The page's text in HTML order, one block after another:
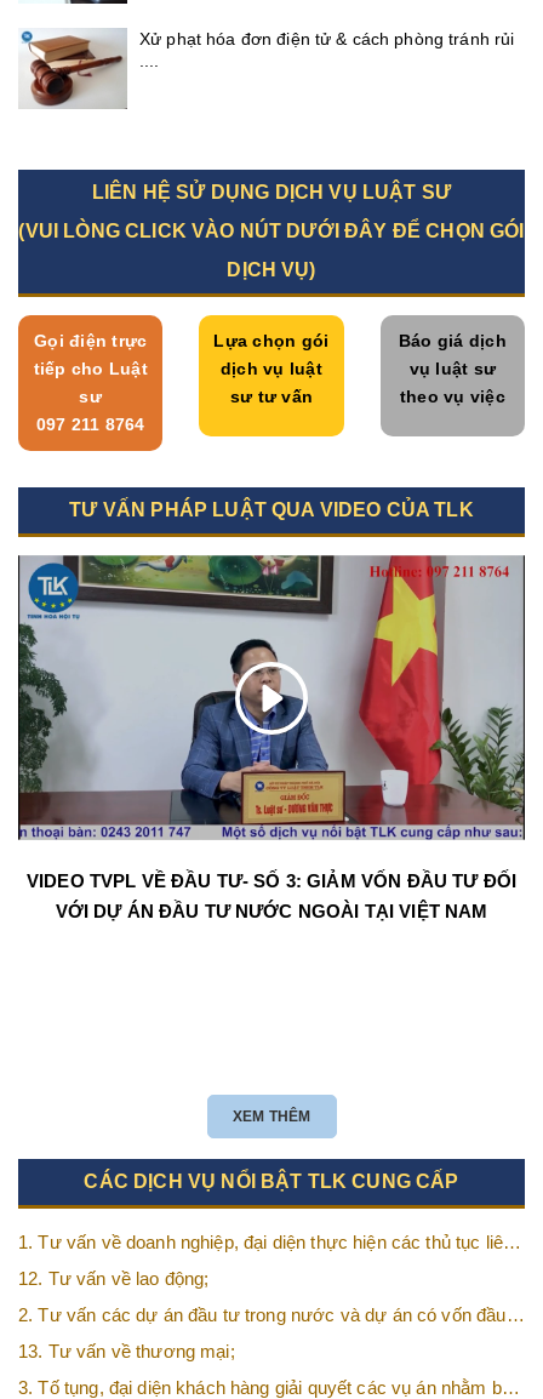
Xử phạt hóa đơn điện tử & cách phòng tránh rủi
LIÊN HỆ SỬ DỤNG DỊCH VỤ LUẬT SƯ
(VUI LÒNG CLICK VÀO NÚT DƯỚI ĐÂY ĐỂ CHỌN GÓI
DỊCH VỤ)
Gọi điện trực
tiếp cho Luật
sư
097 211 8764
Lựa chọn gói
dịch vụ luật
sư tư vấn
Báo giá dịch
vụ luật sư
theo vụ việc
TƯ VẤN PHÁP LUẬT QUA VIDEO CỦA TLK
VIDEO TVPL VỀ ĐẦU TƯ- SỐ 3: GIẢM VỐN ĐẦU TƯ ĐỐI
VỚI DỰ ÁN ĐẦU TƯ NƯỚC NGOÀI TẠI VIỆT NAM
XEM THÊM
CÁC DỊCH VỤ NỔI BẬT TLK CUNG CẤP
1. Tư vấn về doanh nghiệp, đại diện thực hiện các thủ tục liên
quan tới doanh nghiệp;
12. Tư vấn về lao động;
2. Tư vấn các dự án đầu tư trong nước và dự án có vốn đầu
tư nước ngoài (FDI);
13. Tư vấn về thương mại;
3. Tố tụng, đại diện khách hàng giải quyết các vụ án nhằm bảo